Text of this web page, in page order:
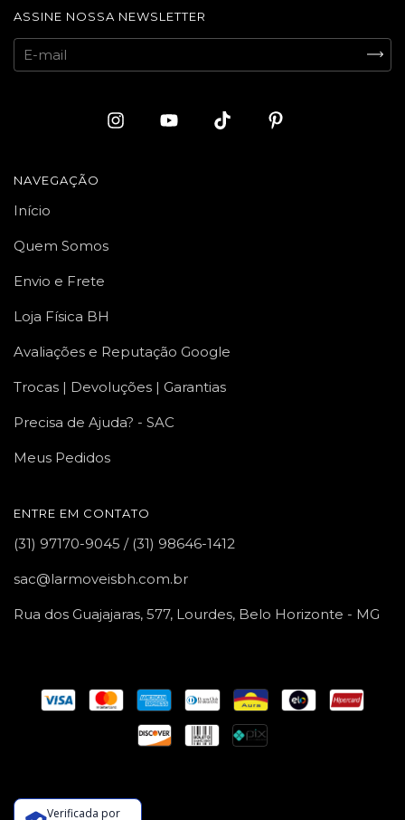
ASSINE NOSSA NEWSLETTER
NAVEGAÇÃO
Início
Quem Somos
Envio e Frete
Loja Física BH
Avaliações e Reputação Google
Trocas | Devoluções | Garantias
Precisa de Ajuda? - SAC
Meus Pedidos
ENTRE EM CONTATO
(31) 97170-9045 / (31) 98646-1412
sac@larmoveisbh.com.br
Rua dos Guajajaras, 577, Lourdes, Belo Horizonte - MG
Verificada por